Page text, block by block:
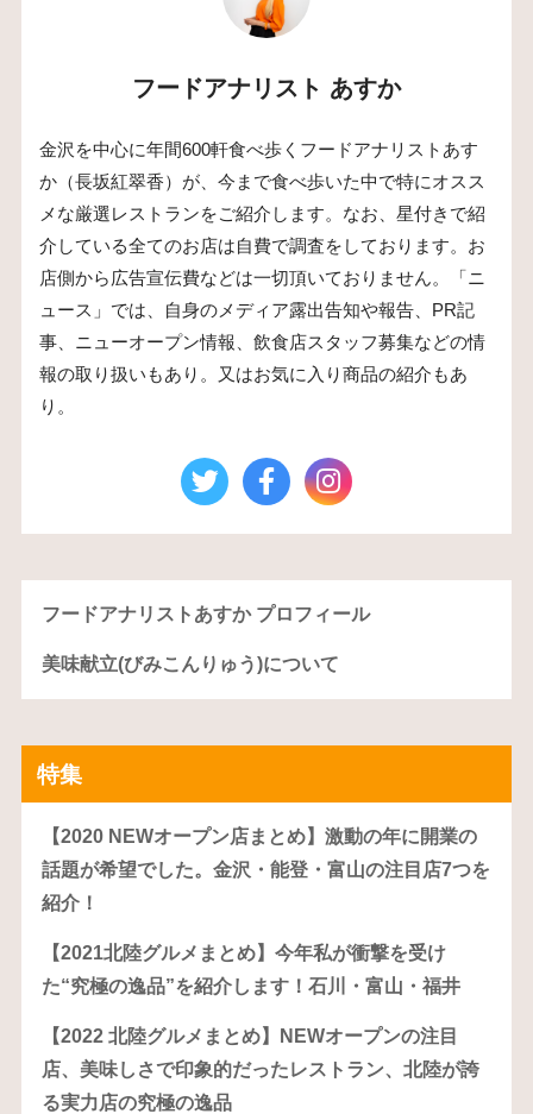
フードアナリスト あすか
金沢を中心に年間600軒食べ歩くフードアナリストあす
か（長坂紅翠香）が、今まで食べ歩いた中で特にオスス
メな厳選レストランをご紹介します。なお、星付きで紹
介している全てのお店は自費で調査をしております。お
店側から広告宣伝費などは一切頂いておりません。「ニ
ュース」では、自身のメディア露出告知や報告、PR記
事、ニューオープン情報、飲食店スタッフ募集などの情
報の取り扱いもあり。又はお気に入り商品の紹介もあ
り。
フードアナリストあすか プロフィール
美味献立(びみこんりゅう)について
特集
【2020 NEWオープン店まとめ】激動の年に開業の
話題が希望でした。金沢・能登・富山の注目店7つを
紹介！
【2021北陸グルメまとめ】今年私が衝撃を受け
た“究極の逸品”を紹介します！石川・富山・福井
【2022 北陸グルメまとめ】NEWオープンの注目
店、美味しさで印象的だったレストラン、北陸が誇
る実力店の究極の逸品